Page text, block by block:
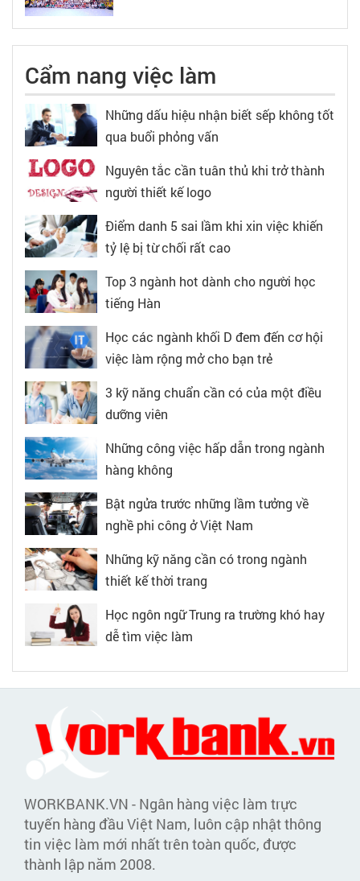
Cẩm nang việc làm
Những dấu hiệu nhận biết sếp không tốt
qua buổi phỏng vấn
Nguyên tắc cần tuân thủ khi trở thành
người thiết kế logo
Điểm danh 5 sai lầm khi xin việc khiến
tỷ lệ bị từ chối rất cao
Top 3 ngành hot dành cho người học
tiếng Hàn
Học các ngành khối D đem đến cơ hội
việc làm rộng mở cho bạn trẻ
3 kỹ năng chuẩn cần có của một điều
dưỡng viên
Những công việc hấp dẫn trong ngành
hàng không
Bật ngửa trước những lầm tưởng về
nghề phi công ở Việt Nam
Những kỹ năng cần có trong ngành
thiết kế thời trang
Học ngôn ngữ Trung ra trường khó hay
dễ tìm việc làm
WORKBANK.VN - Ngân hàng việc làm trực
tuyến hàng đầu Việt Nam, luôn cập nhật thông
tin việc làm mới nhất trên toàn quốc, được
thành lập năm 2008.